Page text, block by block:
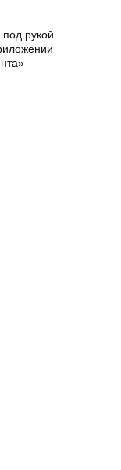
под рукой